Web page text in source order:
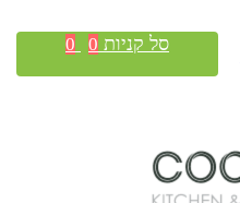
סל קניות 0
0